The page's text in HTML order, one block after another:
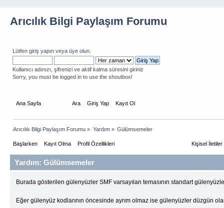
Arıcılık Bilgi Paylaşım Forumu
Lütfen giriş yapın veya üye olun
Kullanıcı adınızı, şifrenizi ve aktif kalma süresini giriniz
Sorry, you must be logged in to use the shoutbox!
Ana Sayfa Ara Giriş Yap Kayıt Ol
Arıcılık Bilgi Paylaşım Forumu » Yardım» Gülümsemeler
Başlarken Kayıt Olma Profil Özellikleri Kişisel İletiler
Yardım: Gülümsemeler
Burada gösterilen gülenyüzler SMF varsayılan temasının standart
Eğer gülenyüz kodlarının öncesinde ayrım olmaz ise gülenyüzler düzgün